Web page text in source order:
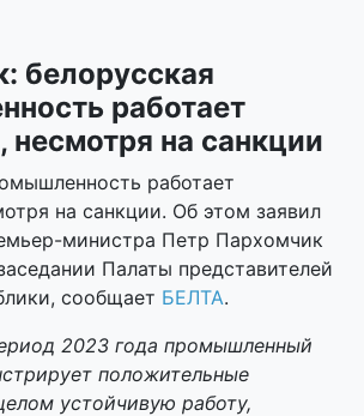
белорусская
работает
несмотря на санкции
работает
на санкции. Об этом заявил
министра Петр Пархомчик
Палаты представителей
сообщает БЕЛТА.
2023 года промышленный
положительные
устойчивую работу,